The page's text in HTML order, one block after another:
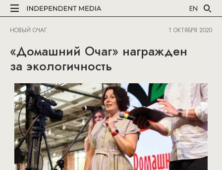
EN
НОВЫЙ ОЧАГ 1 ОКТЯБРЯ 2020
«Домашний Очаг» награжден
за экологичность